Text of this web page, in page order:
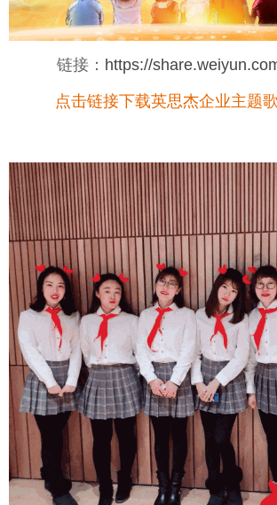
链接： https://
点击链接下载英思杰企业主题歌